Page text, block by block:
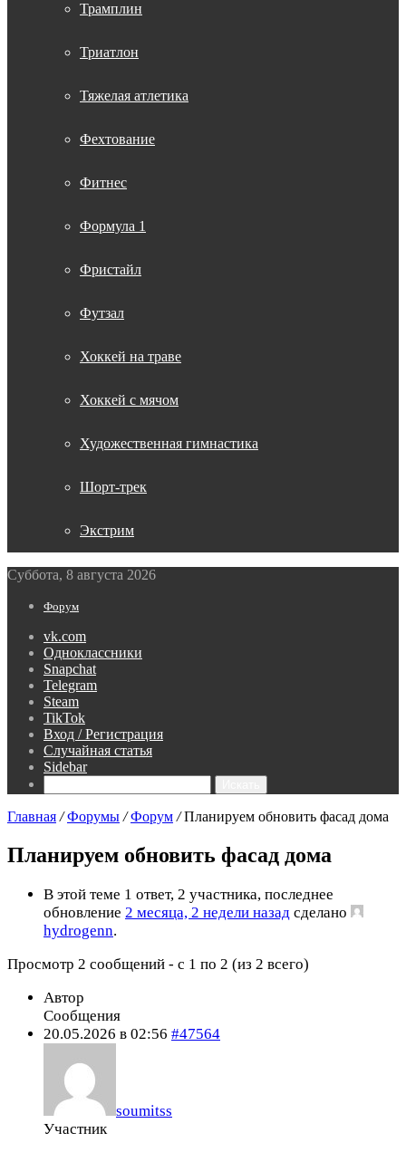
Трамплин
Триатлон
Тяжелая атлетика
Фехтование
Фитнес
Формула 1
Фристайл
Футзал
Хоккей на траве
Хоккей с мячом
Художественная гимнастика
Шорт-трек
Экстрим
Суббота, 8 августа 2026
Форум
vk.com
Одноклассники
Snapchat
Telegram
Steam
TikTok
Вход / Регистрация
Случайная статья
Sidebar
Главная / Форумы / Форум / Планируем обновить фасад дома
Планируем обновить фасад дома
В этой теме 1 ответ, 2 участника, последнее
обновление 2 месяца, 2 недели назад сделано
hydrogenn.
Просмотр 2 сообщений - с 1 по 2 (из 2 всего)
Автор
Сообщения
20.05.2026 в 02:56 #47564
soumitss
Участник